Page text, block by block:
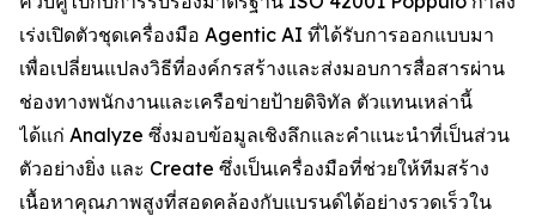
เร่งเปิดตัวชุดเครื่องมือ Agentic AI ที่ได้รับการออกแบบมา
เพื่อเปลี่ยนแปลงวิธีที่องค์กรสร้างและส่งมอบการสื่อสารผ่าน
ช่องทางพนักงานและเครือข่ายป้ายดิจิทัล ตัวแทนเหล่านี้
ได้แก่ Analyze ซึ่งมอบข้อมูลเชิงลึกและคำแนะนำที่เป็นส่วน
ตัวอย่างยิ่ง และ Create ซึ่งเป็นเครื่องมือที่ช่วยให้ทีมสร้าง
เนื้อหาคุณภาพสูงที่สอดคล้องกับแบรนด์ได้อย่างรวดเร็วใน